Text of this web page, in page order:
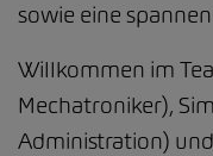
sowie eine
Willkommen im
Mechatroniker),
Administration)